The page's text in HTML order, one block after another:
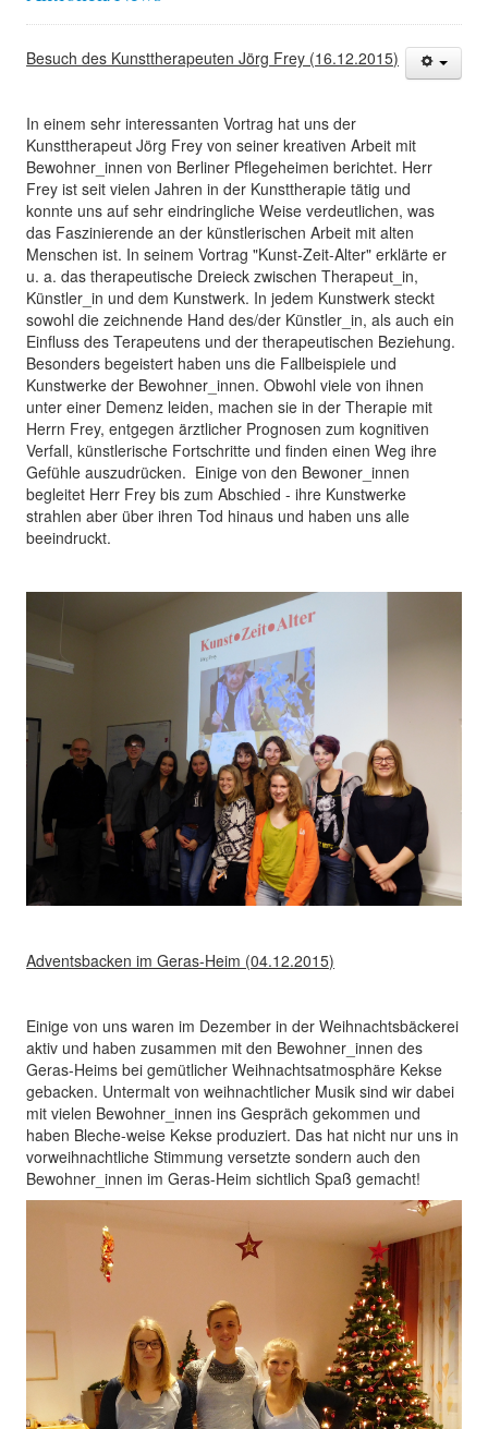
Besuch des Kunsttherapeuten Jörg Frey (16.12.2015)
In einem sehr interessanten Vortrag hat uns der
Kunsttherapeut Jörg Frey von seiner kreativen Arbeit mit
Bewohner_innen von Berliner Pflegeheimen berichtet. Herr
Frey ist seit vielen Jahren in der Kunsttherapie tätig und
konnte uns auf sehr eindringliche Weise verdeutlichen, was
das Faszinierende an der künstlerischen Arbeit mit alten
Menschen ist. In seinem Vortrag "Kunst-Zeit-Alter" erklärte er
u. a. das therapeutische Dreieck zwischen Therapeut_in,
Künstler_in und dem Kunstwerk. In jedem Kunstwerk steckt
sowohl die zeichnende Hand des/der Künstler_in, als auch ein
Einfluss des Terapeutens und der therapeutischen Beziehung.
Besonders begeistert haben uns die Fallbeispiele und
Kunstwerke der Bewohner_innen. Obwohl viele von ihnen
unter einer Demenz leiden, machen sie in der Therapie mit
Herrn Frey, entgegen ärztlicher Prognosen zum kognitiven
Verfall, künstlerische Fortschritte und finden einen Weg ihre
Gefühle auszudrücken. Einige von den Bewoner_innen
begleitet Herr Frey bis zum Abschied - ihre Kunstwerke
strahlen aber über ihren Tod hinaus und haben uns alle
beeindruckt.
Adventsbacken im Geras-Heim (04.12.2015)
Einige von uns waren im Dezember in der Weihnachtsbäckerei
aktiv und haben zusammen mit den Bewohner_innen des
Geras-Heims bei gemütlicher Weihnachtsatmosphäre Kekse
gebacken. Untermalt von weihnachtlicher Musik sind wir dabei
mit vielen Bewohner_innen ins Gespräch gekommen und
haben Bleche-weise Kekse produziert. Das hat nicht nur uns in
vorweihnachtliche Stimmung versetzte sondern auch den
Bewohner_innen im Geras-Heim sichtlich Spaß gemacht!